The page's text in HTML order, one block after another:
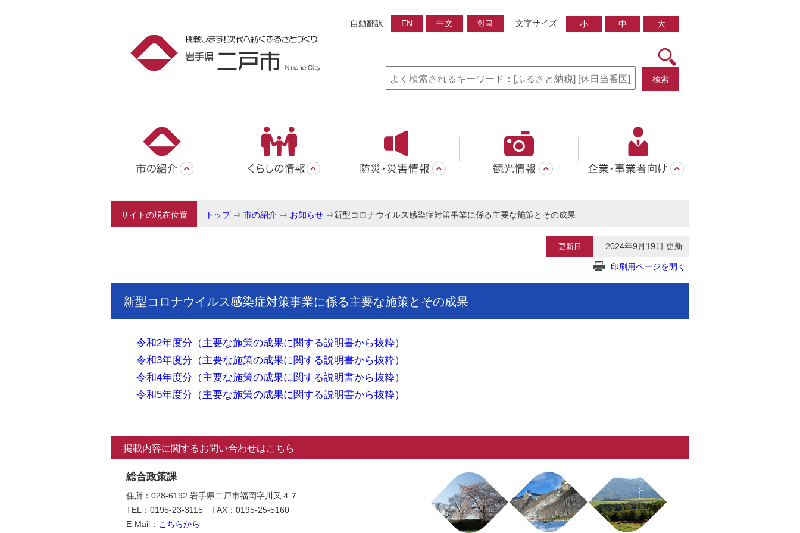
自動翻訳 EN 中文 한국 文字サイズ 小 中 大
検索
サイトの現在位置 トップ⇒ 市の紹介 ⇒ お知らせ ⇒新型コロナウイルス感染症対策事業に係る主要な施策とその成果
更新日 2024年9月19日 更新
印刷用ページを開く
新型コロナウイルス感染症対策事業に係る主要な施策とその成果
令和2年度分（主要な施策の成果に関する説明書から抜粋）
令和3年度分（主要な施策の成果に関する説明書から抜粋）
令和4年度分（主要な施策の成果に関する説明書から抜粋）
令和5年度分（主要な施策の成果に関する説明書から抜粋）
掲載内容に関するお問い合わせはこちら
総合政策課
住所：028-6192 岩手県二戸市福岡字川又４７
TEL：0195-23-3115
FAX：0195-25-5160
E-Mail： こちらから